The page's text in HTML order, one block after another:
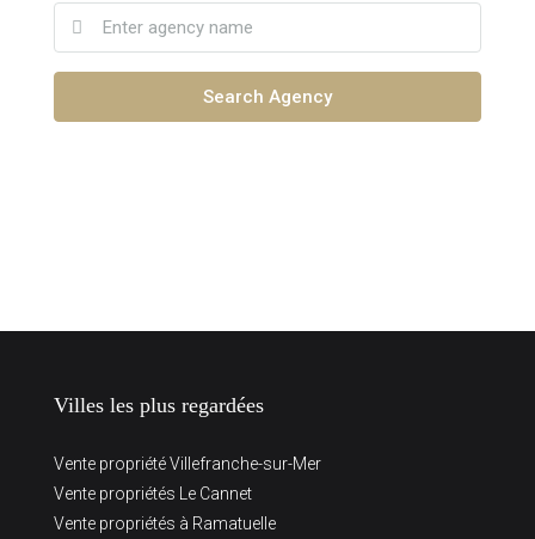
Search Agency
Villes les plus regardées
Vente propriété Villefranche-sur-Mer
Vente propriétés Le Cannet
Vente propriétés à Ramatuelle